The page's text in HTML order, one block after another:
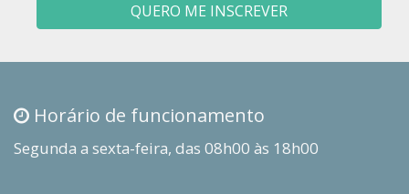
QUERO ME INSCREVER
Horário de funcionamento
Segunda a sexta-feira, das 08h00 às 18h00